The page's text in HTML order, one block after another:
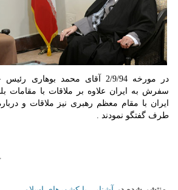
در مورخه 2/9/94 آقای محمد
سفرش به ایران علاوه بر ملاقات با مقامات
ایران با مقام معظم رهبری نیز ملاقات و
طرف گفتگو نمودند .